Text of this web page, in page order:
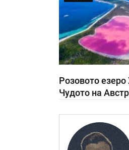
Розовото
Чудото на